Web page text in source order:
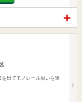
を出てモノレール沿いを進